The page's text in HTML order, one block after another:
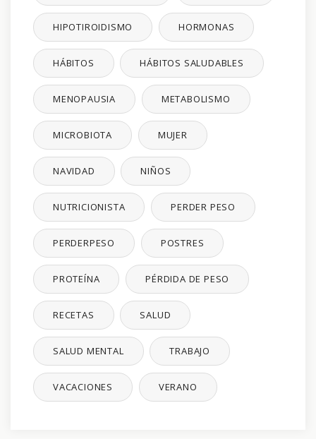
HIPOTIROIDISMO HORMONAS
HÁBITOS HÁBITOS SALUDABLES
MENOPAUSIA METABOLISMO
MICROBIOTA MUJER
NAVIDAD NIÑOS
NUTRICIONISTA PERDER PESO
PERDERPESO POSTRES
PROTEÍNA PÉRDIDA DE PESO
RECETAS SALUD
SALUD MENTAL TRABAJO
VACACIONES VERANO